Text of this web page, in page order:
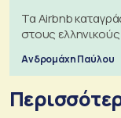
Τα Airbnb
στους
Ανδρομάχη Παύλου